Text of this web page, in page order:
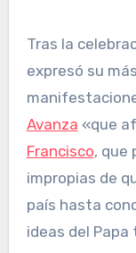
Tras la
expresó su
Avanza «que
Francisco, que
impropias de
país hasta
ideas del